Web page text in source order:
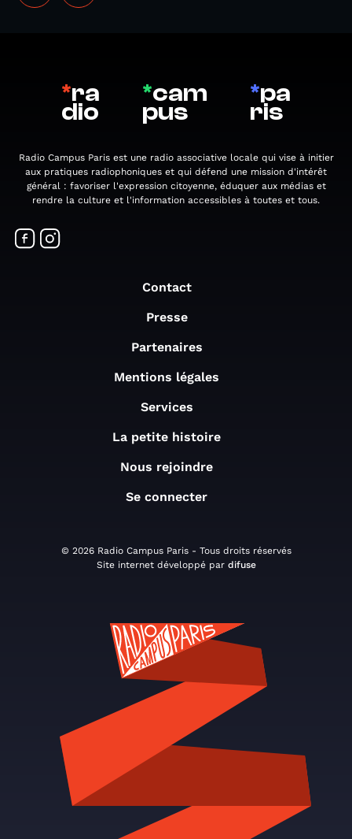
*ra
dio
*cam
pus
*pa
ris
Radio Campus Paris est une radio associative locale qui vise à initier
aux pratiques radiophoniques et qui défend une mission d'intérêt
général : favoriser l'expression citoyenne, éduquer aux médias et
rendre la culture et l'information accessibles à toutes et tous.
Contact
Presse
Partenaires
Mentions légales
Services
La petite histoire
Nous rejoindre
Se connecter
© 2026 Radio Campus Paris - Tous droits réservés
Site internet développé par difuse